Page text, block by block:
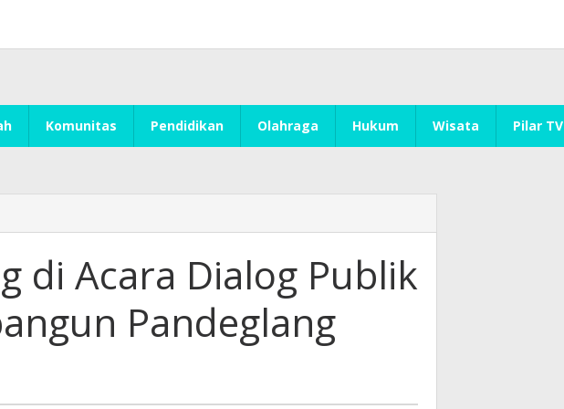
Komunitas Pendidikan Olahraga Hukum Wisata Pilar TV
di Acara Dialog Publik
Pandeglang